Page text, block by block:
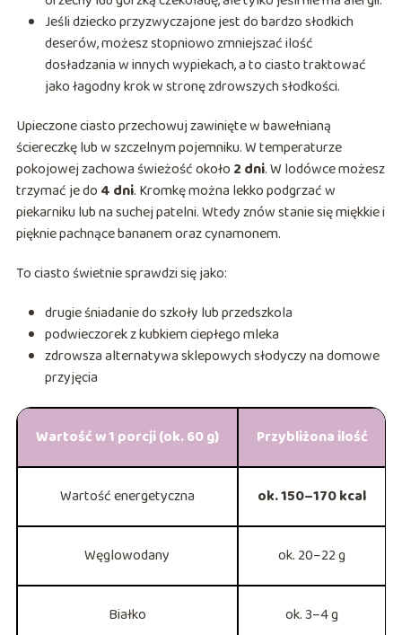
Jeśli dziecko przyzwyczajone jest do bardzo słodkich
deserów, możesz stopniowo zmniejszać ilość
dosładzania w innych wypiekach, a to ciasto traktować
jako łagodny krok w stronę zdrowszych słodkości.
Upieczone ciasto przechowuj zawinięte w bawełnianą
ściereczkę lub w szczelnym pojemniku. W temperaturze
pokojowej zachowa świeżość około 2 dni. W lodówce możesz
trzymać je do 4 dni. Kromkę można lekko podgrzać w
piekarniku lub na suchej patelni. Wtedy znów stanie się miękkie i
pięknie pachnące bananem oraz cynamonem.
To ciasto świetnie sprawdzi się jako:
drugie śniadanie do szkoły lub przedszkola
podwieczorek z kubkiem ciepłego mleka
zdrowsza alternatywa sklepowych słodyczy na domowe
przyjęcia
Wartość w 1 porcji (ok. 60 g) Przybliżona ilość
Wartość energetyczna ok. 150–170 kcal
Węglowodany ok. 20–22 g
Białko ok. 3–4 g